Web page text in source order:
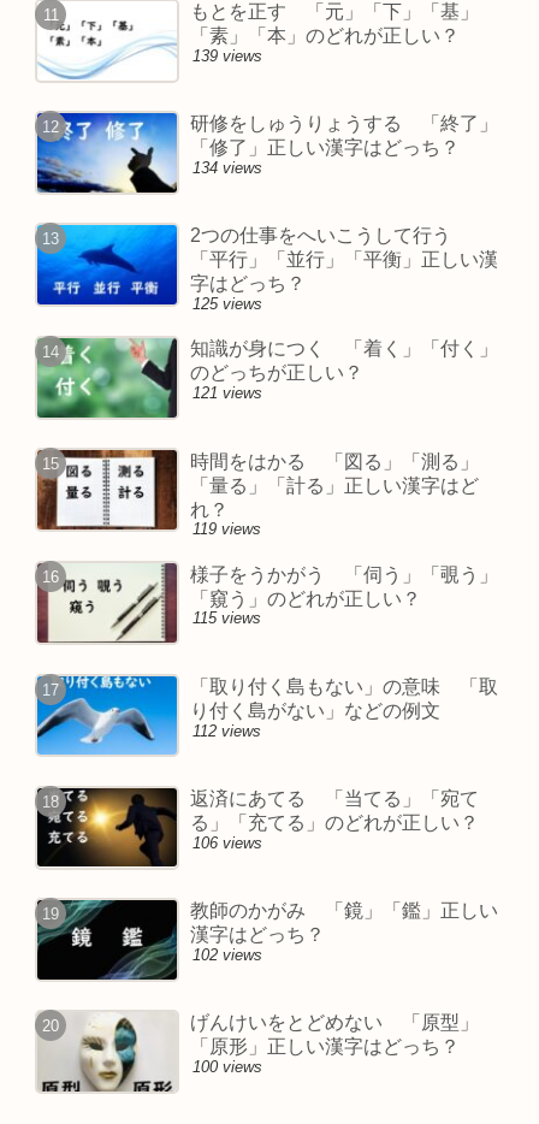
もとを正す 「元」「下」「基」
「素」「本」のどれが正しい？
139 views
研修をしゅうりょうする 「終了」
「修了」正しい漢字はどっち？
134 views
2つの仕事をへいこうして行う
「平行」「並行」「平衡」正しい漢
字はどっち？
125 views
知識が身につく 「着く」「付く」
のどっちが正しい？
121 views
時間をはかる 「図る」「測る」
「量る」「計る」正しい漢字はど
れ？
119 views
様子をうかがう 「伺う」「覗う」
「窺う」のどれが正しい？
115 views
「取り付く島もない」の意味 「取
り付く島がない」などの例文
112 views
返済にあてる 「当てる」「宛て
る」「充てる」のどれが正しい？
106 views
教師のかがみ 「鏡」「鑑」正しい
漢字はどっち？
102 views
げんけいをとどめない 「原型」
「原形」正しい漢字はどっち？
100 views